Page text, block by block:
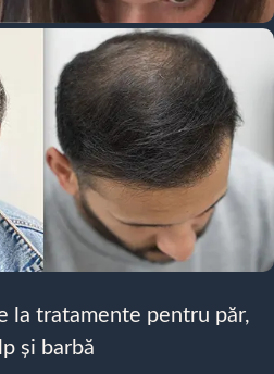
la tratamente pentru păr,
și barbă